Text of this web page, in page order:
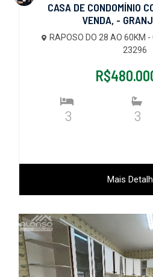
CASA DE CONDOMÍNIO
VENDA, -
RAPOSO DO 28 AO 60KM
23296
3 3
Mais